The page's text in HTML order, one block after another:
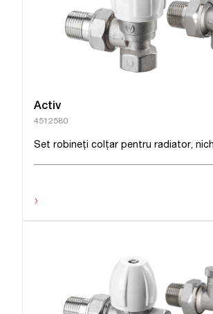
Activ
4512580
Set robineți colţar pentru radiator,
›